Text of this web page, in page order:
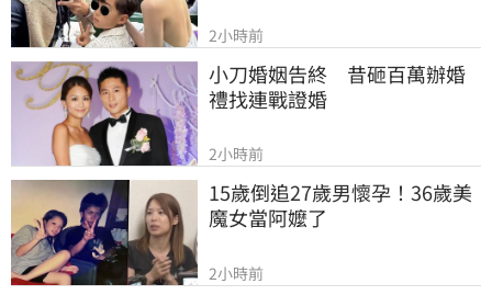
2小時前
小刀婚姻告終　昔砸百萬辦婚
禮找連戰證婚
2小時前
15歲倒追27歲男懷孕！36歲美
魔女當阿嬤了
2小時前